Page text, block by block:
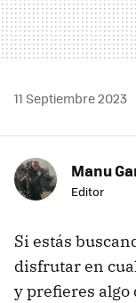
11 Septiembre 2023
Manu
Editor
Si estás
disfrutar en
y prefieres algo